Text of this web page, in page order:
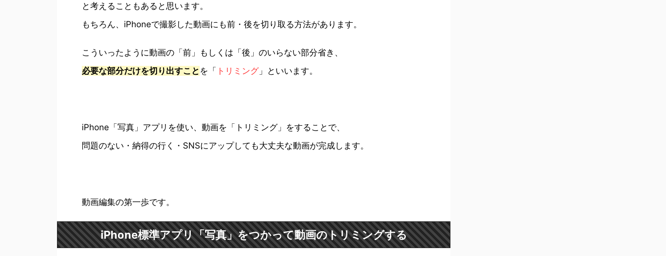
と考えることもあると思います。
もちろん、iPhoneで撮影した動画にも前・後を切り取る方法があります。
こういったように動画の「前」もしくは「後」のいらない部分省き、
必要な部分だけを切り出すこと を「 トリミング」といいます。
iPhone「写真」アプリを使い、動画を「トリミング」をすることで、
問題のない・納得の行く・SNSにアップしても大丈夫な動画が完成します。
動画編集の第一歩です。
iPhone標準アプリ「写真」をつかって動画のトリミングする